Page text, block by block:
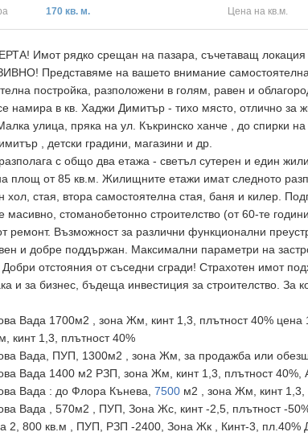
170 кв. м. Цена на кв.м.
Имот рядко срещан на пазара, съчетаващ локация
Представяме на вашето внимание
постройка, разположени в голям, равен и
намира в кв. Хаджи Димитър - тихо място, отлично за
улица, пряка на ул. Къкринско ханче , до спирки
, детски градини, магазини и др.
с общо два етажа - светъл сутерен и един
площ от 85 кв.м. Жилищните етажи имат следното
хол, стая, втора самостоятелна стая, баня и килер.
масивно, стоманобетонно строителство (от 60-те
ремонт. Възможност за различни функционални
и добре поддържан. Максимални параметри на
Добри отстояния от съседни сгради! Страхотен имот
и за бизнес, бъдеща инвестиция за строителство. За
Вада 1700м2 , зона Жм, кинт 1,3, плътност 40% цена
кинт 1,3, плътност 40%
Вада, ПУП, 1300м2 , зона Жм, за продажба или
Вада 1400 м2 РЗП, зона Жм, кинт 1,3, плътност 40%,
Вада : до Флора Кънева, 7500 м2 , зона Жм, кинт
Вада , 570м2 , ПУП, Зона Жс, кинт -2,5, плътност -
2, 800 кв.м , ПУП, РЗП -2400, Зона Жк , Кинт-3, пл.40%